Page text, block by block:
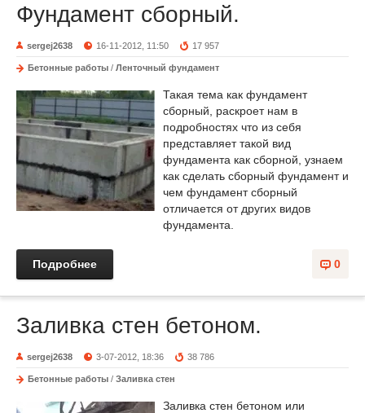
Фундамент сборный.
sergej2638 16-11-2012, 11:50 17 957
Бетонные работы / Ленточный фундамент
Такая тема как фундамент
сборный, раскроет нам в
подробностях что из себя
представляет такой вид
фундамента как сборной, узнаем
как сделать сборный фундамент и
чем фундамент сборный
отличается от других видов
фундамента.
0
Подробнее
Заливка стен бетоном.
sergej2638 3-07-2012, 18:36 38 786
Бетонные работы / Заливка стен
Заливка стен бетоном или